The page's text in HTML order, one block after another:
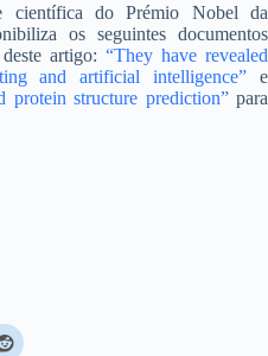
científica do Prémio Nobel da
os seguintes documentos
artigo: “They have revealed
and artificial intelligence” e
protein structure prediction”para